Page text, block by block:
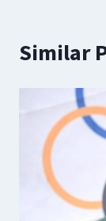
Similar